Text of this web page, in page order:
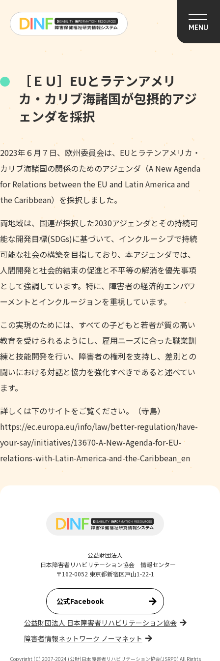
MENU
［ＥＵ］EUとラテンアメリ
カ・カリブ海諸国が包摂的アジ
ェンダを採択
2023年６月７日、欧州委員会は、EUとラテンアメリカ・
カリブ海諸国の関係のためのアジェンダ（A New Agenda
for Relations between the EU and Latin America and
the Caribbean）を採択しました。
両地域は、国連が採択した2030アジェンダとその持続可
能な開発目標(SDGs)に基づいて、インクルーシブで持続
可能な社会の構築を目指しており、本アジェンダでは、
人間開発と社会的結束の促進と不平等の解消を優先事項
として強調しています。特に、障害者の経済的エンパワ
ーメントとインクルージョンを重視しています。
この実現のためには、すべての子どもと若者が質の高い
教育を受けられるようにし、雇用ニーズに合った職業訓
練と技能開発を行い、障害者の権利を支持し、差別との
闘いにおける対話と協力を強化すべきであると述べてい
ます。
詳しくは下のサイトをご覧ください。（寺島）
https://ec.europa.eu/info/law/better-regulation/have-
your-say/initiatives/13670-A-New-Agenda-for-EU-
relations-with-Latin-America-and-the-Caribbean_en
公益財団法人
日本障害者リハビリテーション協会 情報センター
〒162-0052 東京都新宿区戸山1-22-1
公式Facebook
公益財団法人 日本障害者リハビリテーション協会
障害者情報ネットワーク ノーマネット
Copyright (C) 2007-2024 (公財)日本障害者リハビリテーション協会(JSRPD) All Rights